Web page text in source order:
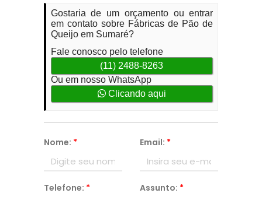
Gostaria de um orçamento ou entrar
em contato sobre Fábricas de Pão de
Queijo em Sumaré?
Fale conosco pelo telefone
(11) 2488-8263
Ou em nosso WhatsApp
Clicando aqui
Nome: * Email: *
Telefone: * Assunto: *